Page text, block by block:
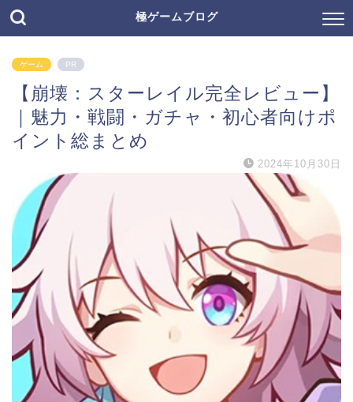
極ゲームブログ
ゲーム PR
【崩壊：スターレイル完全レビュー】
｜魅力・戦闘・ガチャ・初心者向けポ
イント総まとめ
2024年10月30日